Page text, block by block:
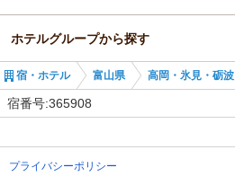
氷見・高岡
高岡駅
高岡・氷見・砺波
氷見・高岡
高岡駅
高岡駅
ホテルグループから探す
全国のホテル・アルファ-ワン
宿・ホテル 富山県 高岡・氷見・砺波
宿番号:365908
プライバシーポリシー